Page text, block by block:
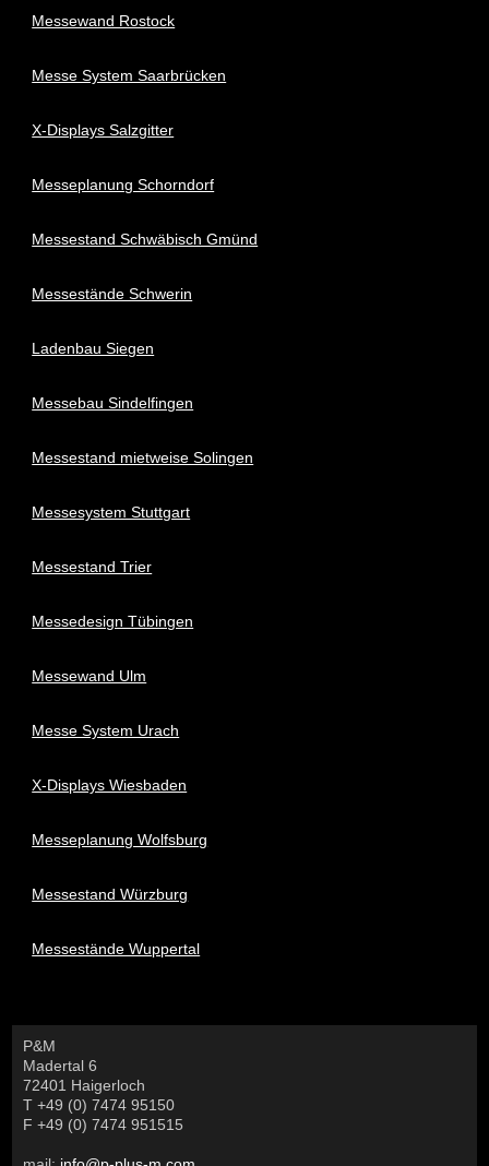
Messewand Rostock
Messe System Saarbrücken
X-Displays Salzgitter
Messeplanung Schorndorf
Messestand Schwäbisch Gmünd
Messestände Schwerin
Ladenbau Siegen
Messebau Sindelfingen
Messestand mietweise Solingen
Messesystem Stuttgart
Messestand Trier
Messedesign Tübingen
Messewand Ulm
Messe System Urach
X-Displays Wiesbaden
Messeplanung Wolfsburg
Messestand Würzburg
Messestände Wuppertal
P&M
Madertal 6
72401 Haigerloch
T +49 (0) 7474 95150
F +49 (0) 7474 951515